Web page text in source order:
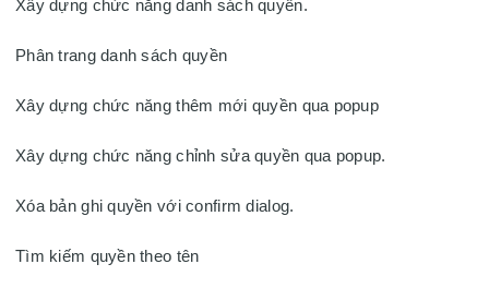
Xây dựng chức năng danh sách quyền.
Phân trang danh sách quyền
Xây dựng chức năng thêm mới quyền qua popup
Xây dựng chức năng chỉnh sửa quyền qua popup.
Xóa bản ghi quyền với confirm dialog.
Tìm kiếm quyền theo tên